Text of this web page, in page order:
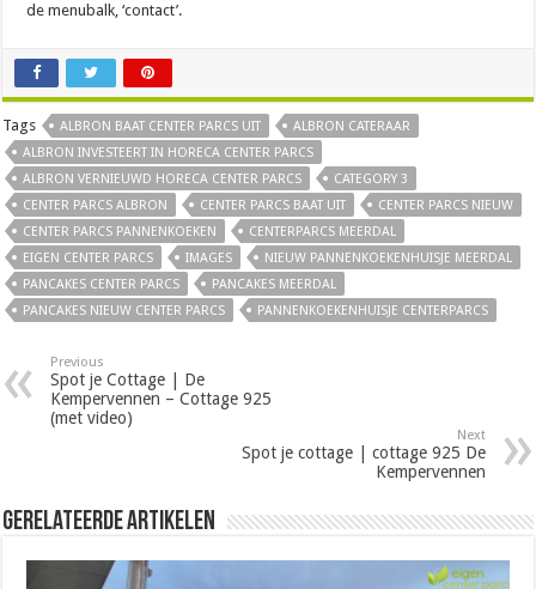
de menubalk, ‘contact’.
Tags ALBRON BAAT CENTER PARCS UIT
ALBRON CATERAAR
ALBRON INVESTEERT IN HORECA CENTER PARCS
ALBRON VERNIEUWD HORECA CENTER PARCS
CATEGORY 3
CENTER PARCS ALBRON
CENTER PARCS BAAT UIT
CENTER PARCS NIEUW
CENTER PARCS PANNENKOEKEN
CENTERPARCS MEERDAL
EIGEN CENTER PARCS
IMAGES
NIEUW PANNENKOEKENHUISJE MEERDAL
PANCAKES CENTER PARCS
PANCAKES MEERDAL
PANCAKES NIEUW CENTER PARCS
PANNENKOEKENHUISJE CENTERPARCS
Previous
Spot je Cottage | De
Kempervennen – Cottage 925
(met video)
Next
Spot je cottage | cottage 925 De
Kempervennen
Gerelateerde Artikelen